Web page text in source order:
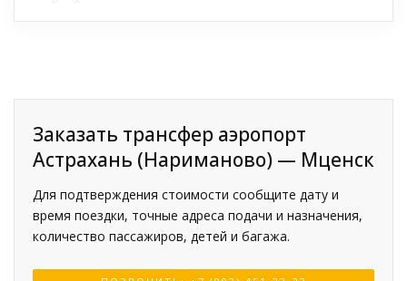
Заказать трансфер аэропорт
Астрахань (Нариманово) — Мценск
Для подтверждения стоимости сообщите дату и
время поездки, точные адреса подачи и назначения,
количество пассажиров, детей и багажа.